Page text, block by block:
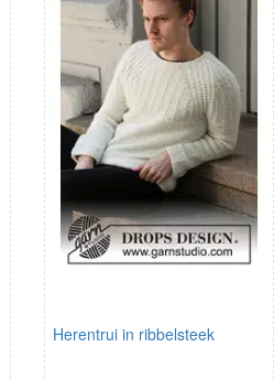
Herentrui in ribbelsteek